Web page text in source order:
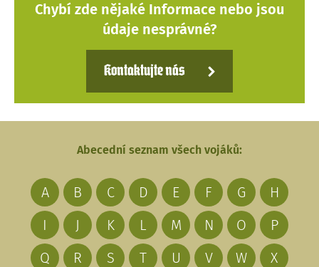
Chybí zde nějaké Informace nebo jsou
údaje nesprávné?
Kontaktujte nás
Abecední seznam všech vojáků:
A B C D E F G
H
I
J K L M N O
P
Q
R S T U V W
X